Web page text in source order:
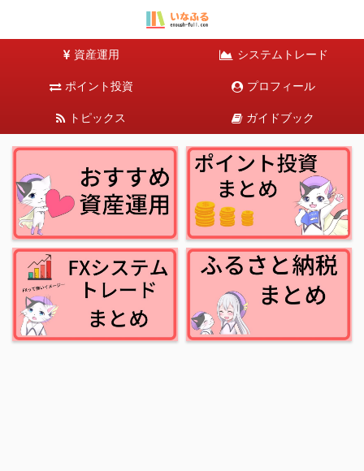
資産運用 システムトレード
ポイント投資 プロフィール
トピックス ガイドブック